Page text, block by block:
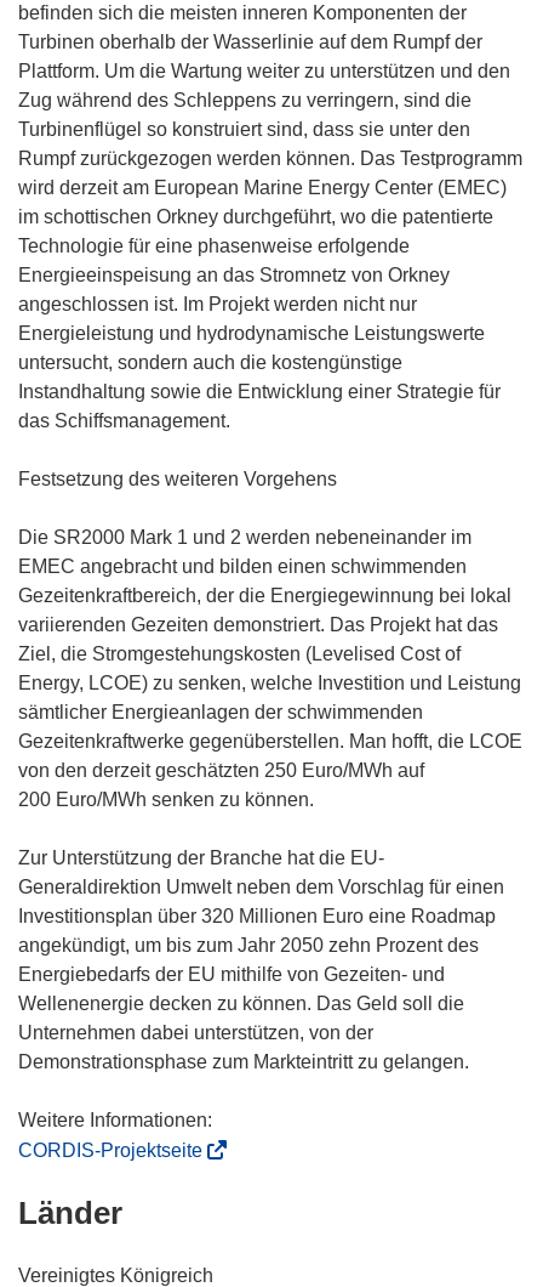
befinden sich die meisten inneren Komponenten der
Turbinen oberhalb der Wasserlinie auf dem Rumpf der
Plattform. Um die Wartung weiter zu unterstützen und den
Zug während des Schleppens zu verringern, sind die
Turbinenflügel so konstruiert sind, dass sie unter den
Rumpf zurückgezogen werden können. Das Testprogramm
wird derzeit am European Marine Energy Center (EMEC)
im schottischen Orkney durchgeführt, wo die patentierte
Technologie für eine phasenweise erfolgende
Energieeinspeisung an das Stromnetz von Orkney
angeschlossen ist. Im Projekt werden nicht nur
Energieleistung und hydrodynamische Leistungswerte
untersucht, sondern auch die kostengünstige
Instandhaltung sowie die Entwicklung einer Strategie für
das Schiffsmanagement.
Festsetzung des weiteren Vorgehens
Die SR2000 Mark 1 und 2 werden nebeneinander im
EMEC angebracht und bilden einen schwimmenden
Gezeitenkraftbereich, der die Energiegewinnung bei lokal
variierenden Gezeiten demonstriert. Das Projekt hat das
Ziel, die Stromgestehungskosten (Levelised Cost of
Energy, LCOE) zu senken, welche Investition und Leistung
sämtlicher Energieanlagen der schwimmenden
Gezeitenkraftwerke gegenüberstellen. Man hofft, die LCOE
von den derzeit geschätzten 250 Euro/MWh auf
200 Euro/MWh senken zu können.
Zur Unterstützung der Branche hat die EU-
Generaldirektion Umwelt neben dem Vorschlag für einen
Investitionsplan über 320 Millionen Euro eine Roadmap
angekündigt, um bis zum Jahr 2050 zehn Prozent des
Energiebedarfs der EU mithilfe von Gezeiten- und
Wellenenergie decken zu können. Das Geld soll die
Unternehmen dabei unterstützen, von der
Demonstrationsphase zum Markteintritt zu gelangen.
CORDIS-Projektseite(
n
Länder
Vereinigtes Königreich